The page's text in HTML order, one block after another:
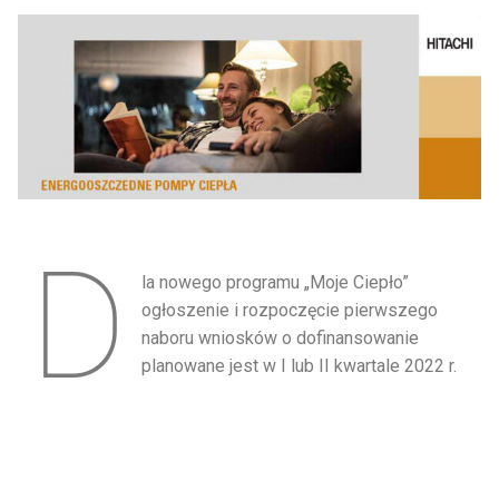
D
la nowego programu „Moje Ciepło”
ogłoszenie i rozpoczęcie pierwszego
naboru wniosków o dofinansowanie
planowane jest w I lub II kwartale 2022 r.